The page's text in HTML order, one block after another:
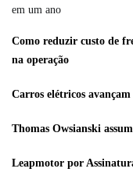
em um ano
Como reduzir custo de
na operação
Carros elétricos
Thomas Owsianski
Leapmotor por